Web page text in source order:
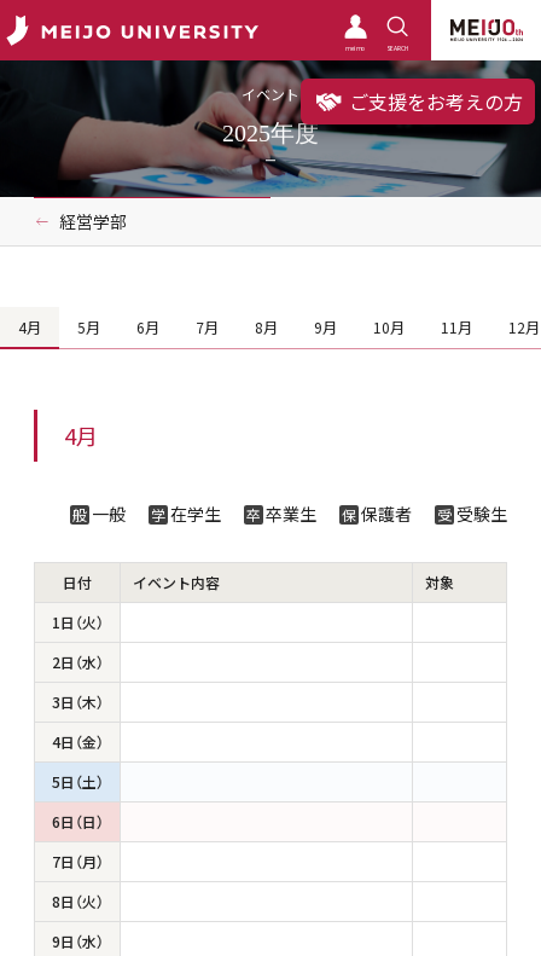
meimo SEARCH
ご支援をお考えの方
イベント
2025年度
経営学部
4月 5月 6月 7月 8月 9月 10月 11月 12月
4月
般 一般 学 在学生 卒 卒業生 保 保護者 受 受験生
日付 イベント内容
対象
1日（火）
2日（水）
3日（木）
4日（金）
5日（土）
6日（日）
7日（月）
8日（火）
9日（水）